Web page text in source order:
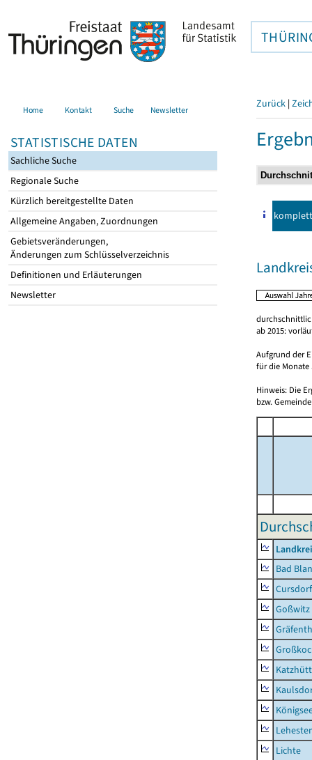
Home Kontakt Suche Newsletter
STATISTISCHE DATEN
Sachliche Suche
Regionale Suche
Kürzlich bereitgestellte Daten
Allgemeine Angaben, Zuordnungen
Gebietsveränderungen,
Änderungen zum Schlüsselverzeichnis
Definitionen und Erläuterungen
Newsletter
Zurück |
komplett
ab 2015:
Aufgrund der
für die Monate
Hinweis: Die
bzw.
Bad
Cursdorf
Goßwitz
Lichte